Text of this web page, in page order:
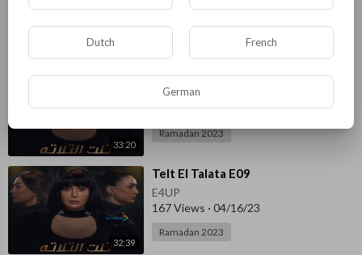
32:18
270 Views·04/17/23
33:20
⁣Telt El Talata E10
E4UP
185 Views·04/17/23
Ramadan 2023
32:39
⁣Telt El Talata E09
E4UP
167 Views · 04/16/23
Ramadan 2023
Dutch French
German